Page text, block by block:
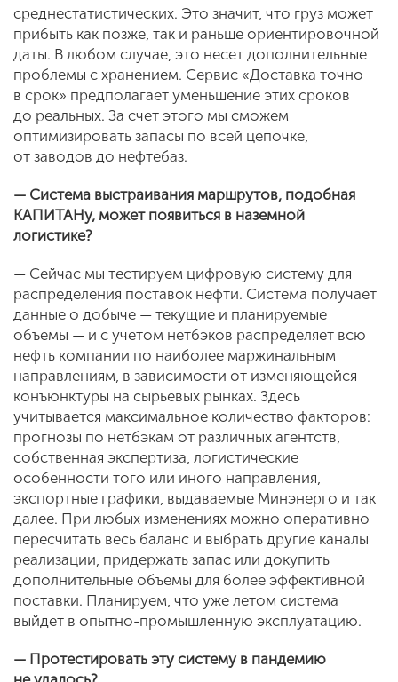
среднестатистических. Это значит, что груз может
прибыть как позже, так и раньше ориентировочной
даты. В любом случае, это несет дополнительные
проблемы с хранением. Сервис «Доставка точно
в срок» предполагает уменьшение этих сроков
до реальных. За счет этого мы сможем
оптимизировать запасы по всей цепочке,
от заводов до нефтебаз.
— Система выстраивания маршрутов, подобная
КАПИТАНу, может появиться в наземной
логистике?
— Сейчас мы тестируем цифровую систему для
распределения поставок нефти. Система получает
данные о добыче — текущие и планируемые
объемы — и с учетом нетбэков распределяет всю
нефть компании по наиболее маржинальным
направлениям, в зависимости от изменяющейся
конъюнктуры на сырьевых рынках. Здесь
учитывается максимальное количество факторов:
прогнозы по нетбэкам от различных агентств,
собственная экспертиза, логистические
особенности того или иного направления,
экспортные графики, выдаваемые Минэнерго и так
далее. При любых изменениях можно оперативно
пересчитать весь баланс и выбрать другие каналы
реализации, придержать запас или докупить
дополнительные объемы для более эффективной
поставки. Планируем, что уже летом система
выйдет в опытно-промышленную эксплуатацию.
— Протестировать эту систему в пандемию